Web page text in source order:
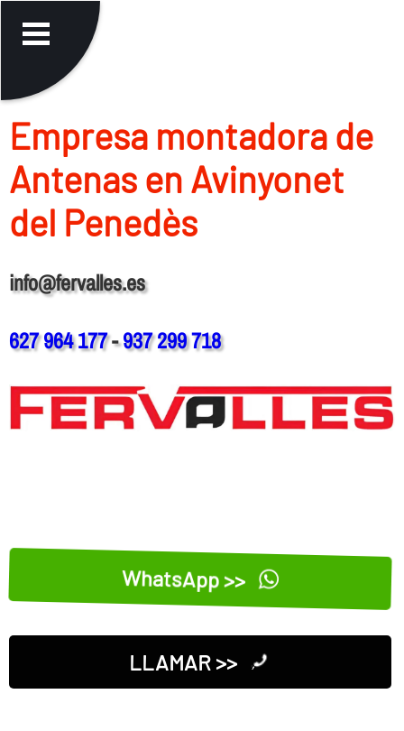
Empresa montadora de
Antenas en Avinyonet
del Penedès
info@fervalles.es
627 964 177-937 299 718
WhatsApp >>
LLAMAR >>